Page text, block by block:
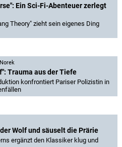
Ein Sci-Fi-Abenteuer zerlegt
Theory" zieht sein eigenes Ding
Trauma aus der Tiefe
konfrontiert Pariser Polizistin in
Wolf und säuselt die Prärie
ergänzt den Klassiker klug und